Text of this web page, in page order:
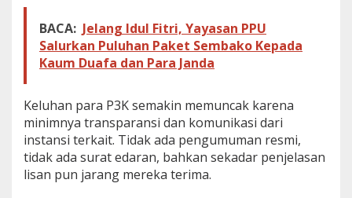
j
i
T
a
e
l
a
s
K
BACA: Jelang Idul Fitri, Yayasan PPU
Salurkan Puluhan Paket Sembako Kepada
Kaum Duafa dan Para Janda
Keluhan para P3K semakin memuncak karena
minimnya transparansi dan komunikasi dari
instansi terkait. Tidak ada pengumuman resmi,
tidak ada surat edaran, bahkan sekadar penjelasan
lisan pun jarang mereka terima.